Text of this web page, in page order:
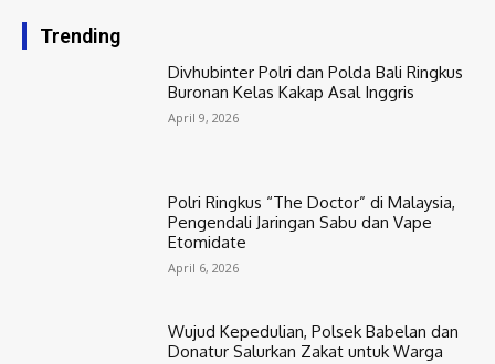
Trending
Divhubinter Polri dan Polda Bali Ringkus
Buronan Kelas Kakap Asal Inggris
April 9, 2026
Polri Ringkus “The Doctor” di Malaysia,
Pengendali Jaringan Sabu dan Vape
Etomidate
April 6, 2026
Wujud Kepedulian, Polsek Babelan dan
Donatur Salurkan Zakat untuk Warga